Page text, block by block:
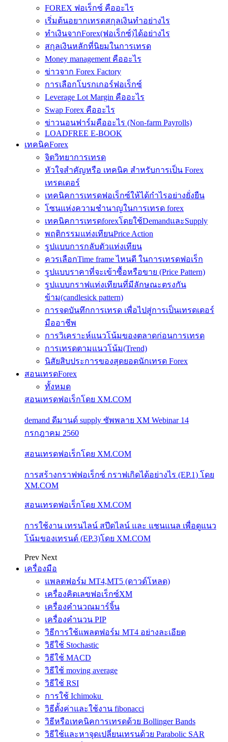
FOREX ฟอเร็กซ์ คืออะไร
เริ่มต้นอยากเทรดสกุลเงินทำอย่างไร
ทำเงินจากForex(ฟอเร็กซ์)ได้อย่างไร
สกุลเงินหลักที่นิยมในการเทรด
Money management คืออะไร
ข่าวจาก Forex Factory
การเลือกโบรกเกอร์ฟอเร็กซ์
Leverage Lot Margin คืออะไร
Swap Forex คืออะไร
ข่าวนอนฟาร์มคืออะไร (Non-farm Payrolls)
LOADFREE E-BOOK
เทคนิคForex
จิตวิทยาการเทรด
หัวใจสำคัญหรือ เทคนิค สำหรับการเป็น Forex
เทรดเดอร์
เทคนิคการเทรดฟอเร็กซ์ให้ได้กำไรอย่างยั่งยืน
โซนแห่งความชำนาญในการเทรด forex
เทคนิคการเทรดforexโดยใช้DemandและSupply
พฤติกรรมแท่งเทียนPrice Action
รูปแบบการกลับตัวแท่งเทียน
ควรเลือกTime frame ไหนดี ในการเทรดฟอเร็ก
รูปแบบราคาที่จะเข้าซื้อหรือขาย (Price Pattern)
รูปแบบกราฟแท่งเทียนที่มีลักษณะตรงกัน
ข้าม(candlesick pattern)
การจดบันทึกการเทรด เพื่อไปสู่การเป็นเทรดเดอร์
มืออาชีพ
การวิเคราะห์แนวโน้มของตลาดก่อนการเทรด
การเทรดตามแนวโน้ม(Trend)
นิสัยสิบประการของสุดยอดนักเทรด Forex
สอนเทรดForex
ทั้งหมด
สอนเทรดฟอเร็กโดย XM.COM
demand ดีมานด์ supply ซัพพลาย XM Webinar 14
กรกฎาคม 2560
สอนเทรดฟอเร็กโดย XM.COM
การสร้างกราฟฟอเร็กซ์ กราฟเกิดได้อย่างไร (EP.1) โดย
XM.COM
สอนเทรดฟอเร็กโดย XM.COM
การใช้งาน เทรนไลน์ สปีดไลน์ และ แชนแนล เพื่อดูแนว
โน้มของเทรนด์ (EP.3)โดย XM.COM
Prev Next
เครื่องมือ
แพลตฟอร์ม MT4,MT5 (ดาวด์โหลด)
เครื่องคิดเลขฟอเร็กซ์XM
เครื่องคำนวณมาร์จิ้น
เครื่องคำนวน PIP
วิธีการใช้แพลตฟอร์ม MT4 อย่างละเอียด
วิธีใช้ Stochastic
วิธีใช้ MACD
วิธีใช้ moving average
วิธีใช้ RSI
การใช้ Ichimoku
วิธีตั้งค่าและใช้งาน fibonacci
วิธีหรือเทคนิคการเทรดด้วย Bollinger Bands
วิธีใช้และหาจุดเปลี่ยนเทรนด้วย Parabolic SAR